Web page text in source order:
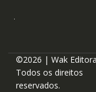
©2026 | Wak
Todos os direitos
reservados.